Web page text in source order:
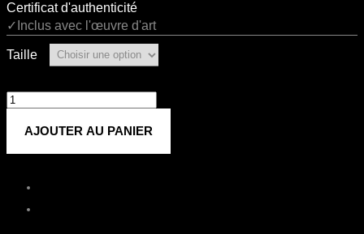
Certificat d'authenticité
✓Inclus avec l'œuvre d'art
Taille
quantité
Untitled
928
AJOUTER AU PANIER